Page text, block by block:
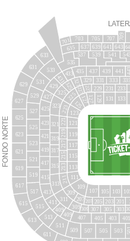
101
103
105
107
109
111
113
115
117
119
121
123
125127127 129 131 133
201
203
205
207
207
209
211
213
215
217
219
221
223
225
227227 229 231 233
301
303
305
307
309
309
311
313
315
317
319
321
323
325
325327 329 331 333 335
401
403
405
407
409
409
411
413
415
417
419
421
423
425
427
429
431433 435 437 439 441
503
505
507
509
511
513
515
517
519
521
523
525
527
529
531
533
535
537 539 541 543
611
613
615
617
619
621
623
625
627
629
631
633
635
701
703
637
705
639
707
641
643
709
FONDO
NORTE